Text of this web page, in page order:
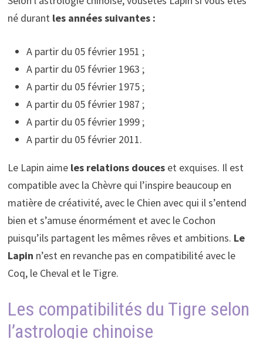
né durant les années suivantes :
A partir du 05 février 1951 ;
A partir du 05 février 1963 ;
A partir du 05 février 1975 ;
A partir du 05 février 1987 ;
A partir du 05 février 1999 ;
A partir du 05 février 2011.
Le Lapin aime les relations douceset exquises. Il est
compatible avec la Chèvre qui l’inspire beaucoup en
matière de créativité, avec le Chien avec qui il s’entend
bien et s’amuse énormément et avec le Cochon
puisqu’ils partagent les mêmes rêves et ambitions. Le
Lapin n’est en revanche pas en compatibilité avec le
Coq, le Cheval et le Tigre.
Les compatibilités du Tigre selon
l’astrologie chinoise